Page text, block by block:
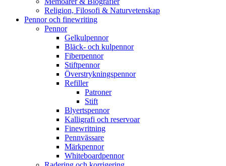
Religion, Filosofi & Naturvetenskap
Pennor och finewriting
Pennor
Gelkulpennor
Bläck- och kulpennor
Fiberpennor
Stiftpennor
Överstrykningspennor
Refiller
Patroner
Stift
Blyertspennor
Kalligrafi och reservoar
Finewritning
Pennvässare
Märkpennor
Whiteboardpennor